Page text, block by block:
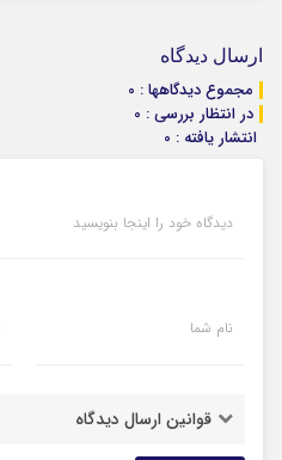
ارسال دیدگاه
مجموع دیدگاهها : 0
در انتظار بررسی : 0
انتشار یافته : 0
دیدگاه خود را اینجا بنویسید
نام شما
قوانین ارسال دیدگاه